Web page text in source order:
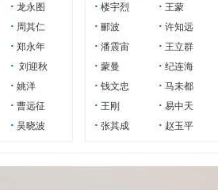
· 龙永图
· 周其仁
· 郑永年
· 刘迎秋
· 姚洋
· 曹远征
· 吴晓波
· 楼宇烈 · 王蒙
· 郦波 · 许知远
· 潘震宙 · 王立群
· 蒙曼 · 纪连海
· 钱文忠 · 马未都
· 王刚 · 易中天
· 张其成 · 赵玉平